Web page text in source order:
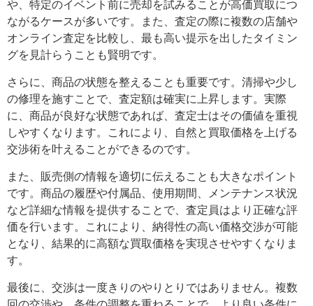
や、特定のイベント前に売却を試みることが高価買取につ
ながるケースが多いです。また、査定の際に複数の店舗や
オンライン査定を比較し、最も高い提示を出したタイミン
グを見計らうことも賢明です。
さらに、商品の状態を整えることも重要です。清掃や少し
の修理を施すことで、査定額は確実に上昇します。実際
に、商品が良好な状態であれば、査定士はその価値を重視
しやすくなります。これにより、自然と買取価格を上げる
交渉術を叶えることができるのです。
また、販売側の情報を適切に伝えることも大きなポイント
です。商品の履歴や付属品、使用期間、メンテナンス状況
など詳細な情報を提供することで、査定員はより正確な評
価を行います。これにより、納得性の高い価格交渉が可能
となり、結果的に高額な買取価格を実現させやすくなりま
す。
最後に、交渉は一度きりのやりとりではありません。複数